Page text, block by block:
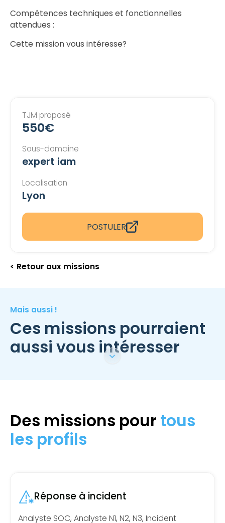
Compétences techniques et fonctionnelles
attendues :
Cette mission vous intéresse?
TJM proposé
550€
Sous-domaine
expert iam
Localisation
Lyon
POSTULER
< Retour aux missions
Mais aussi !
Ces missions pourraient
aussi vous intéresser
Des missions pour tous
les profils
Réponse à incident
Analyste SOC, Analyste N1, N2, N3, Incident